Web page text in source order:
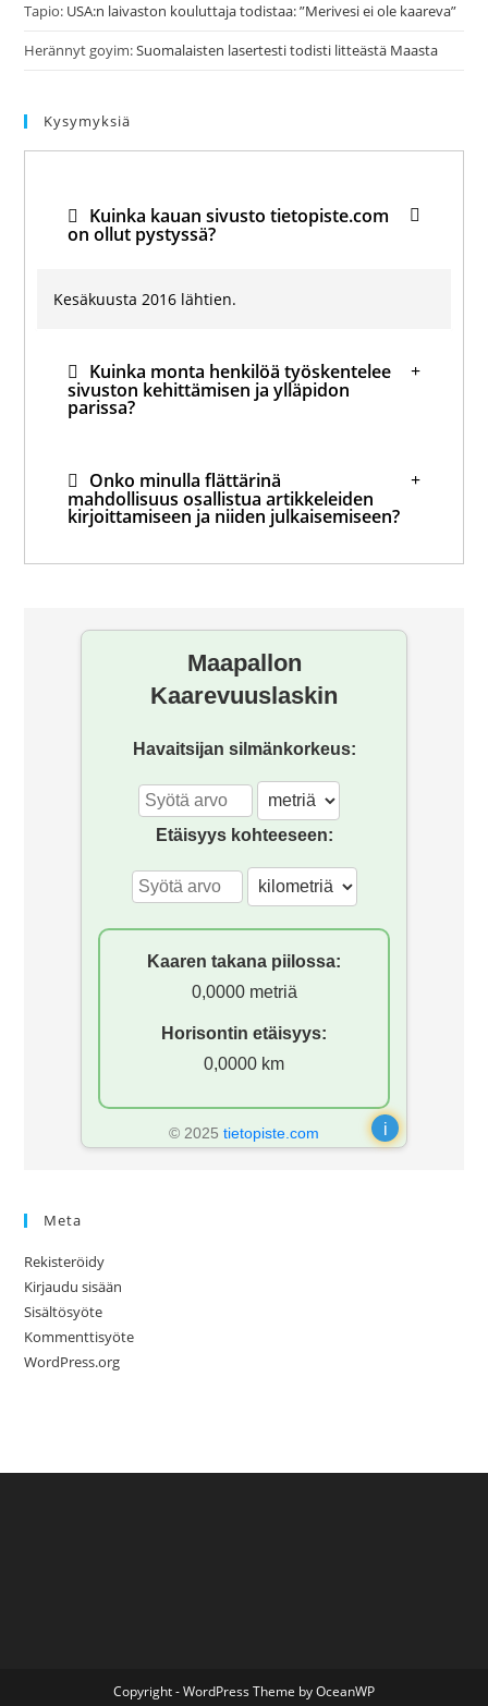
Tapio: USA:n laivaston kouluttaja todistaa: ”Merivesi ei ole kaareva”
Herännyt goyim:Suomalaisten lasertesti todisti litteästä Maasta
Kysymyksiä
Kuinka kauan sivusto tietopiste.com
on ollut pystyssä?
Kesäkuusta 2016 lähtien.
Kuinka monta henkilöä työskentelee
sivuston kehittämisen ja ylläpidon
parissa?
Onko minulla flättärinä
mahdollisuus osallistua artikkeleiden
kirjoittamiseen ja niiden julkaisemiseen?
Maapallon
Kaarevuuslaskin
Havaitsijan silmänkorkeus:
Etäisyys kohteeseen:
Kaaren takana piilossa:
0,0000 metriä
Horisontin etäisyys:
0,0000 km
i
© 2025 tietopiste.com
Meta
Rekisteröidy
Kirjaudu sisään
Sisältösyöte
Kommenttisyöte
WordPress.org
Copyright - WordPress Theme by OceanWP